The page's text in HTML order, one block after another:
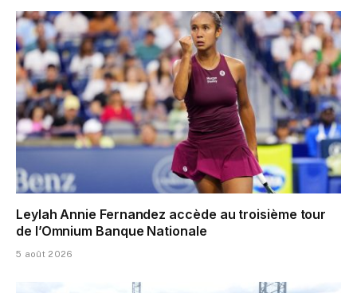
Leylah Annie Fernandez accède au troisième tour
de l’Omnium Banque Nationale
5 août 2026